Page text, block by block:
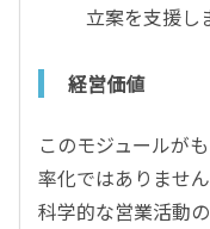
立案を支援し
経営価値
このモジュールが
率化ではありませ
科学的な営業活動